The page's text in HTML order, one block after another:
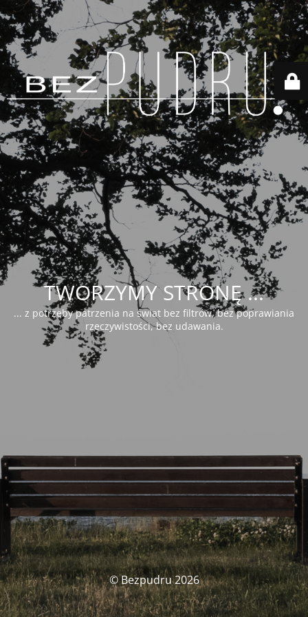
TWORZYMY STRONĘ ...
... z potrzeby patrzenia na świat bez filtrów, bez poprawiania
rzeczywistości, bez udawania.
© Bezpudru 2026